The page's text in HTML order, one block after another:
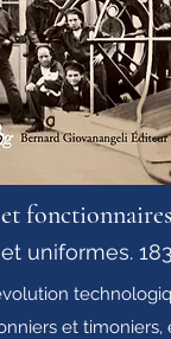
uniformes.
et